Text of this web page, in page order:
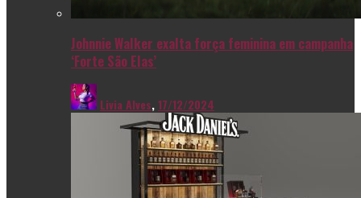
Johnnie Walker exalta força feminina em campanha
‘Forte São Elas’
Livia Alves,17/12/2024